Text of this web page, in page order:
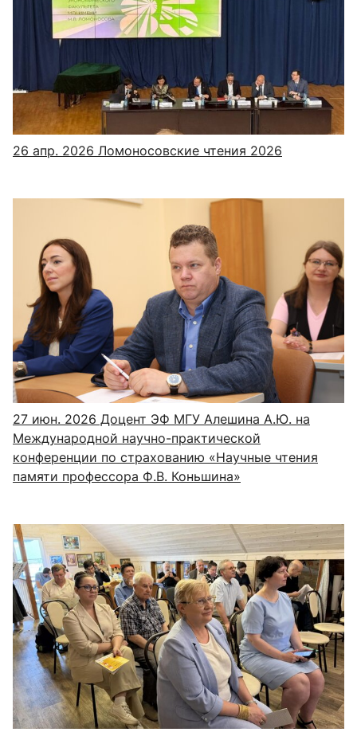
26 апр. 2026 Ломоносовские чтения 2026
27 июн. 2026 Доцент ЭФ МГУ Алешина А.Ю. на
Международной научно-практической
конференции по страхованию «Научные чтения
памяти профессора Ф.В. Коньшина»